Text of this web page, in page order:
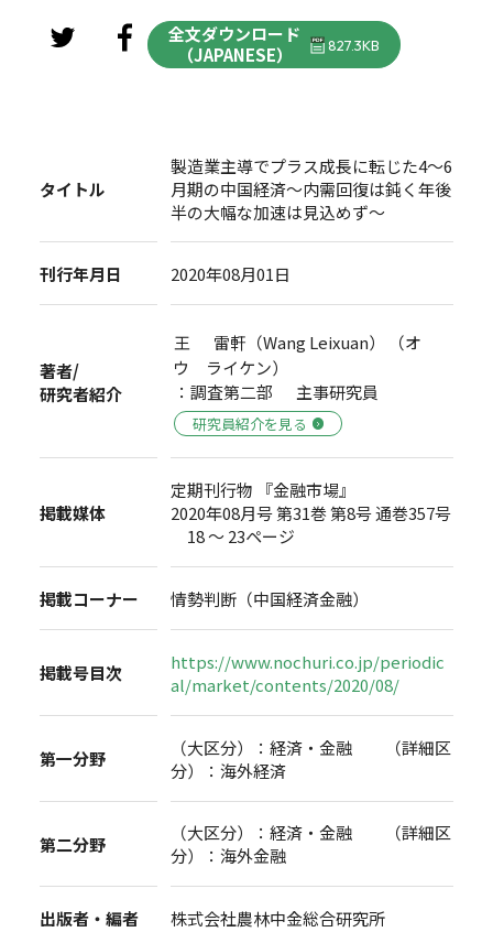
全文ダウンロード
（JAPANESE）
827.3KB
タイトル
製造業主導でプラス成長に転じた4～6
月期の中国経済～内需回復は鈍く年後
半の大幅な加速は見込めず～
刊行年月日 2020年08月01日
著者/
研究者紹介
王 雷軒（Wang Leixuan） （オ
ウ ライケン）
：調査第二部 主事研究員
研究員紹介を見る
掲載媒体
定期刊行物 『金融市場』
2020年08月号 第31巻 第8号 通巻357号
18 ～ 23ページ
掲載コーナー 情勢判断（中国経済金融）
掲載号目次
https://www.nochuri.co.jp/periodic
al/market/contents/2020/08/
第一分野
（大区分）：経済・金融 （詳細区
分）：海外経済
第二分野
（大区分）：経済・金融 （詳細区
分）：海外金融
出版者・編者 株式会社農林中金総合研究所